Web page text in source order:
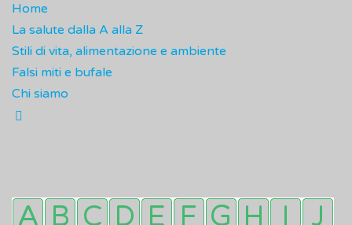
Home
La salute dalla A alla Z
Stili di vita, alimentazione e ambiente
Falsi miti e bufale
Chi siamo